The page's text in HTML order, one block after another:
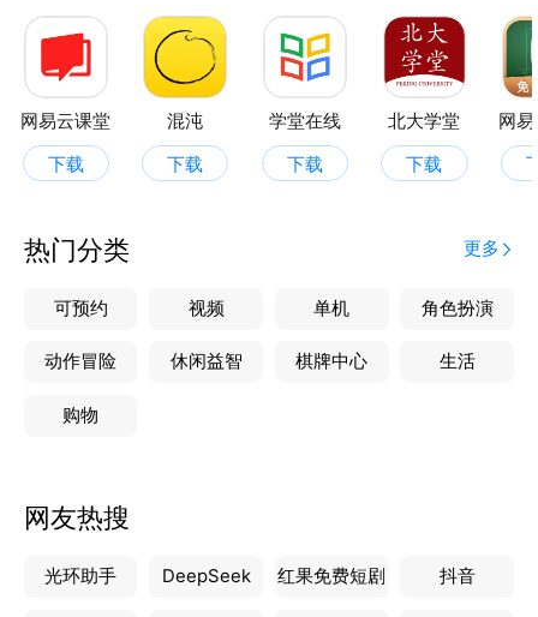
1、平均9年+高考教学经验，1%面试通过率严控师资
力量
2、清北毕业名师领衔授课，理科清北名师率达77%
3、汇集数学人气名师胡源、物理清华名师李楠、生物
人气名师万猛、历史百万粉丝名师张志浩等全国优秀名
师领衔授课
【覆盖全国初高中知识体系】
1、1000+视频课程随到随学，30min讲透一个知识点
2、独创四星难度体系：基础→拔高→压轴渐进式提高
4、解决初高中生学习程度不同和进度不同两大难题
【AI智学 精准提效】
3、作文批改/拍照搜题/志愿填报等全场景覆盖
【全程伴学 家长安心】
网易云课堂
下载
混沌
下载
学堂在线
下载
北大学堂
下载
网
热门分类 更多
可预约 视频 单机 角色扮演
动作冒险 休闲益智 棋牌中心 生活
购物
网友热搜
光环助手 DeepSeek 红果免费短剧 抖音